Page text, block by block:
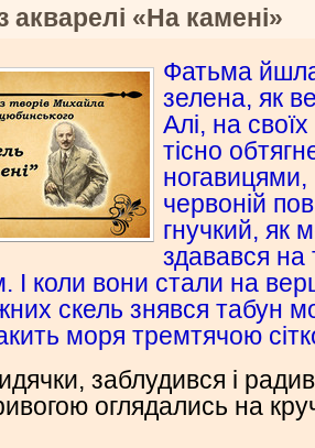
акварелі «На камені»
Фатьма
зелена, як
Алі, на
тісно
ногавицями,
червоній
гнучкий, як
здавався на
I коли вони стали на
скель знявся табун
моря тремтячою
заблудився і
оглядались на